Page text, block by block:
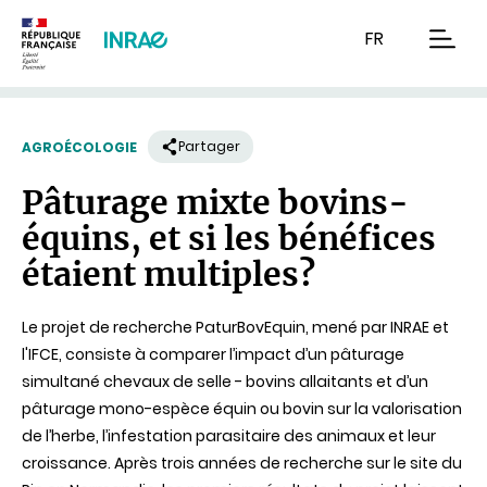
FR
AGROÉCOLOGIE Partager
Pâturage mixte bovins-
équins, et si les bénéfices
étaient multiples?
Le projet de recherche PaturBovEquin, mené par INRAE et
l'IFCE, consiste à comparer l’impact d’un pâturage
simultané chevaux de selle - bovins allaitants et d’un
pâturage mono-espèce équin ou bovin sur la valorisation
de l’herbe, l’infestation parasitaire des animaux et leur
croissance. Après trois années de recherche sur le site du